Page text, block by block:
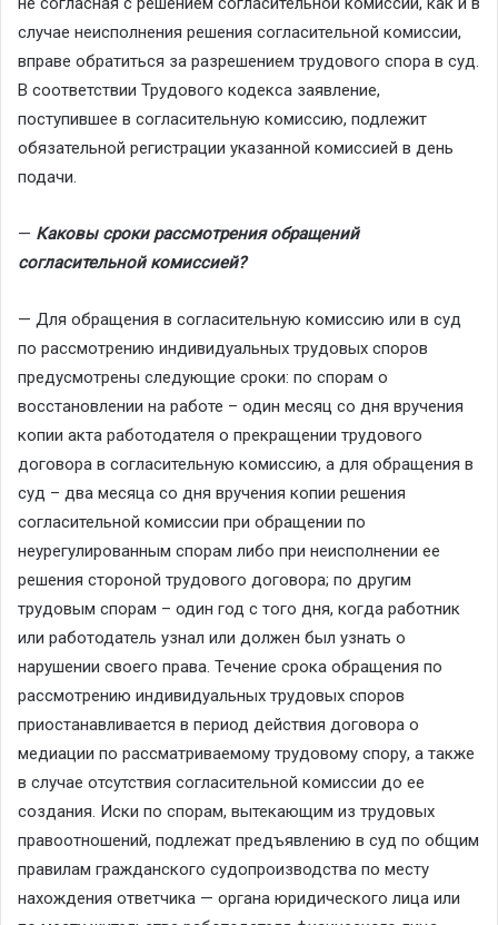
случае неисполнения решения согласительной комиссии,
вправе обратиться за разрешением трудового спора в суд.
В соответствии Трудового кодекса заявление,
поступившее в согласительную комиссию, подлежит
обязательной регистрации указанной комиссией в день
подачи.
— Каковы сроки рассмотрения обращений
согласительной комиссией?
— Для обращения в согласительную комиссию или в суд
по рассмотрению индивидуальных трудовых споров
предусмотрены следующие сроки: по спорам о
восстановлении на работе – один месяц со дня вручения
копии акта работодателя о прекращении трудового
договора в согласительную комиссию, а для обращения в
суд – два месяца со дня вручения копии решения
согласительной комиссии при обращении по
неурегулированным спорам либо при неисполнении ее
решения стороной трудового договора; по другим
трудовым спорам – один год с того дня, когда работник
или работодатель узнал или должен был узнать о
нарушении своего права. Течение срока обращения по
рассмотрению индивидуальных трудовых споров
приостанавливается в период действия договора о
медиации по рассматриваемому трудовому спору, а также
в случае отсутствия согласительной комиссии до ее
создания. Иски по спорам, вытекающим из трудовых
правоотношений, подлежат предъявлению в суд по общим
правилам гражданского судопроизводства по месту
нахождения ответчика — органа юридического лица или